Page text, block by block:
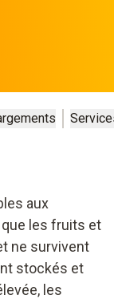
aux
les fruits et
ne survivent
stockés et
les